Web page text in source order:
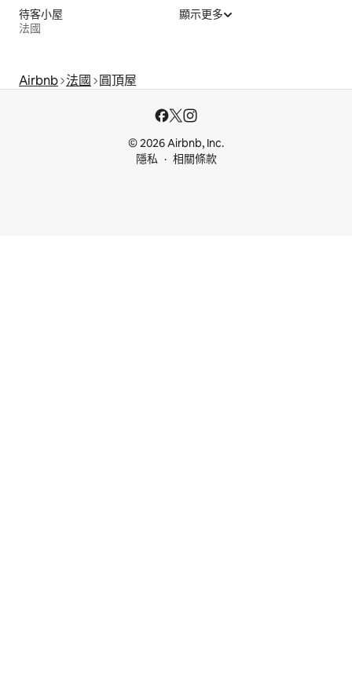
待客小屋
法國
顯示更多
Airbnb 法國 圓頂屋
© 2026 Airbnb, Inc.
隱私
相關條款